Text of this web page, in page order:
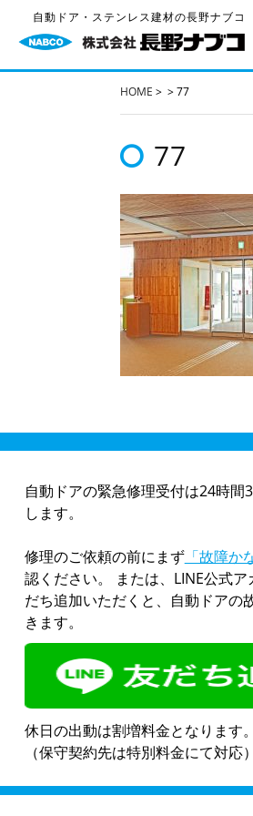
自動ドア・ステンレス建材の長野ナブコ
HOME > >77
77
自動ドアの緊急修理受付は24時間
します。
修理のご依頼の前にまず「故障か
認ください。 または、LINE公式
だち追加いただくと、自動ドアの
きます。
休日の出動は割増料金となります。
（保守契約先は特別料金にて対応）